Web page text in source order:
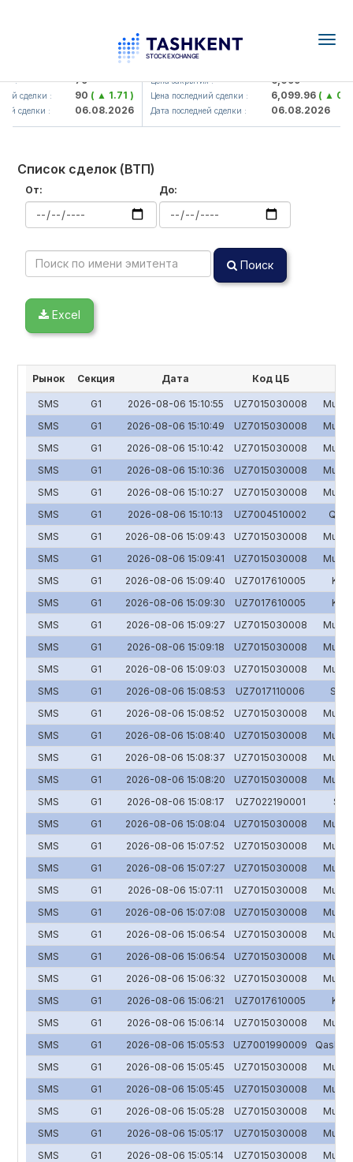
: 79
сделки : 90( ▲ 1.71 )
сделки : 06.08.2026
UZMK (<O'zmetkombinat> AJ)
Цена закрытия : 6,099
Цена последний сделки : 6,099.96( ▲
Дата последней сделки : 06.08.2026
Список сделок (ВТП)
От: До:
Поиск
Excel
Рынок Секция Дата Код ЦБ
SMS G1 2026-08-06 15:10:55 UZ7015030008
Mulk-
SMS
G1 2026-08-06 15:10:49 UZ7015030008
Mulk-
SMS
G1 2026-08-06 15:10:42 UZ7015030008
Mulk-
SMS
G1 2026-08-06 15:10:36 UZ7015030008
Mulk-
SMS
G1 2026-08-06 15:10:27 UZ7015030008
Mulk-
SMS
G1 2026-08-06 15:10:13 UZ7004510002
SMS
G1 2026-08-06 15:09:43 UZ7015030008
Mulk-
SMS
G1 2026-08-06 15:09:41 UZ7015030008
Mulk-
SMS
G1 2026-08-06 15:09:40 UZ7017610005
SMS
G1 2026-08-06 15:09:30 UZ7017610005
SMS
G1 2026-08-06 15:09:27 UZ7015030008
Mulk-
SMS
G1 2026-08-06 15:09:18 UZ7015030008
Mulk-
SMS
G1 2026-08-06 15:09:03 UZ7015030008
Mulk-
SMS
G1 2026-08-06 15:08:53 UZ7017110006
SMS
G1 2026-08-06 15:08:52 UZ7015030008
Mulk-
SMS
G1 2026-08-06 15:08:40 UZ7015030008
Mulk-
SMS
G1 2026-08-06 15:08:37 UZ7015030008
Mulk-
SMS
G1 2026-08-06 15:08:20 UZ7015030008
Mulk-
SMS
G1 2026-08-06 15:08:17 UZ7022190001
SMS
G1 2026-08-06 15:08:04 UZ7015030008
Mulk-
SMS
G1 2026-08-06 15:07:52 UZ7015030008
Mulk-
SMS
G1 2026-08-06 15:07:27 UZ7015030008
Mulk-
SMS
G1 2026-08-06 15:07:11 UZ7015030008
Mulk-
SMS
G1 2026-08-06 15:07:08 UZ7015030008
Mulk-
SMS
G1 2026-08-06 15:06:54 UZ7015030008
Mulk-
SMS
G1 2026-08-06 15:06:54 UZ7015030008
Mulk-
SMS
G1 2026-08-06 15:06:32 UZ7015030008
Mulk-
SMS
G1 2026-08-06 15:06:21 UZ7017610005
SMS
G1 2026-08-06 15:06:14 UZ7015030008
Mulk-
SMS
G1 2026-08-06 15:05:53 UZ7001990009
SMS
G1 2026-08-06 15:05:45 UZ7015030008
Mulk-
SMS
G1 2026-08-06 15:05:45 UZ7015030008
Mulk-
SMS
G1 2026-08-06 15:05:28 UZ7015030008
Mulk-
SMS
G1 2026-08-06 15:05:17 UZ7015030008
Mulk-
SMS
G1 2026-08-06 15:05:14 UZ7015030008
Mulk-